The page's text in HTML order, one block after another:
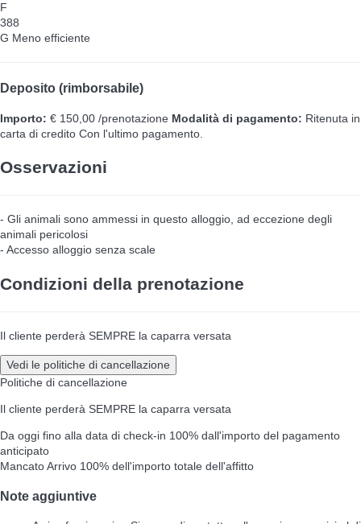
F
388
G Meno efficiente
Deposito (rimborsabile)
Importo: € 150,00 /prenotazione Modalità di pagamento: Ritenuta in
carta di credito Con l'ultimo pagamento.
Osservazioni
- Gli animali sono ammessi in questo alloggio, ad eccezione degli
animali pericolosi
- Accesso alloggio senza scale
Condizioni della prenotazione
Il cliente perderà SEMPRE la caparra versata
Vedi le politiche di cancellazione
Politiche di cancellazione
Il cliente perderà SEMPRE la caparra versata
Da oggi fino alla data di check-in 100% dall'importo del pagamento
anticipato
Mancato Arrivo 100% dell'importo totale dell'affitto
Note aggiuntive